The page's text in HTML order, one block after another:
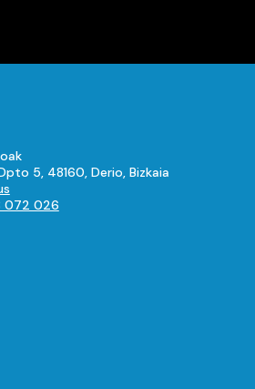
5, 48160, Derio, Bizkaia
072 026